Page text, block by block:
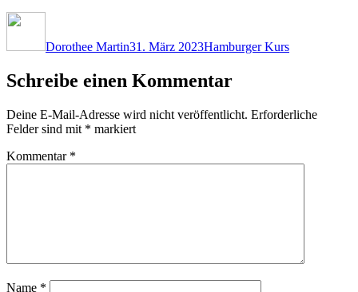
Dorothee Martin31. März 2023Hamburger Kurs
Schreibe einen Kommentar
Deine E-Mail-Adresse wird nicht veröffentlicht. Erforderliche
Felder sind mit * markiert
Kommentar *
Name *